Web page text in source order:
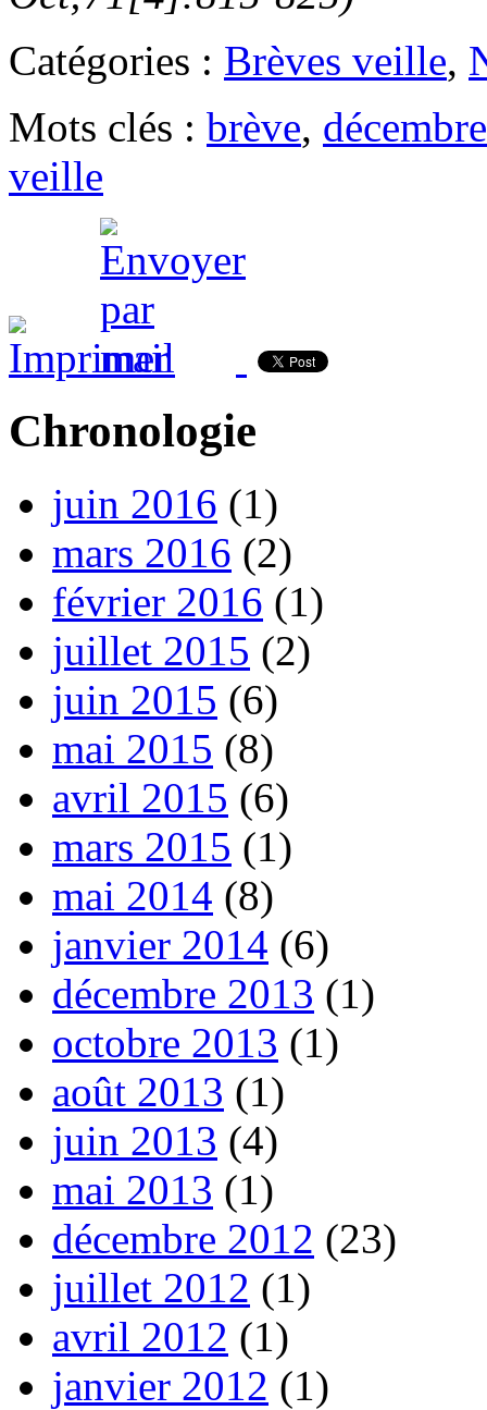
Catégories : Brèves veille,
Mots clés : brève,
veille
Chronologie
juin 2016 (1)
mars 2016 (2)
février 2016 (1)
juillet 2015 (2)
juin 2015 (6)
mai 2015 (8)
avril 2015 (6)
mars 2015 (1)
mai 2014 (8)
janvier 2014 (6)
décembre 2013 (1)
octobre 2013 (1)
août 2013 (1)
juin 2013 (4)
mai 2013 (1)
décembre 2012 (23)
juillet 2012 (1)
avril 2012 (1)
janvier 2012 (1)